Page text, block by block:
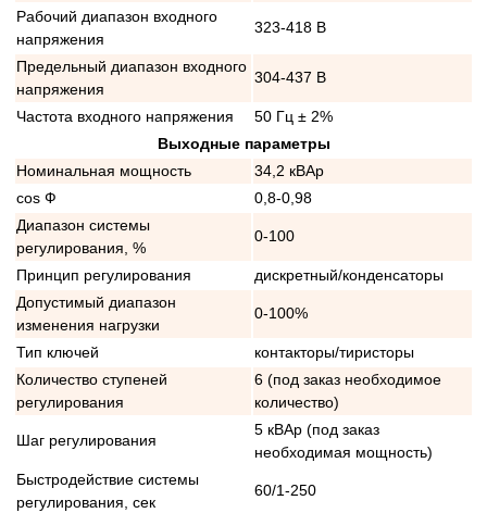
Рабочий диапазон входного
напряжения
323-418 В
Предельный диапазон входного
напряжения
304-437 В
Частота входного напряжения
50 Гц ± 2%
Выходные параметры
Номинальная мощность
34,2 кВАр
cos Ф
0,8-0,98
Диапазон системы
регулирования, %
0-100
Принцип регулирования
дискретный/конденсаторы
Допустимый диапазон
изменения нагрузки
0-100%
Тип ключей
контакторы/тиристоры
Количество ступеней
регулирования
6 (под заказ необходимое
количество)
Шаг регулирования
5 кВАр (под заказ
необходимая мощность)
Быстродействие системы
регулирования, сек
60/1-250